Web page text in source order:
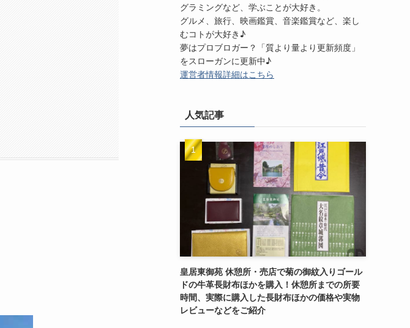
グラミングなど、学ぶことが大好き。
グルメ、旅行、映画鑑賞、音楽鑑賞など、楽し
むコトが大好き♪
夢はプロブロガー？「質より量より更新頻度」
をスローガンに更新中♪
運営者情報詳細はこちら
人気記事
皇居東御苑 休憩所・売店で菊の御紋入りゴール
ドの牛革長財布ほかを購入！休憩所までの所要
時間、実際に購入した長財布ほかの価格や実物
レビューなどをご紹介